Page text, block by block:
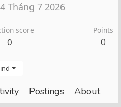
Tháng 7 2026
score
0
Points
0
Postings About